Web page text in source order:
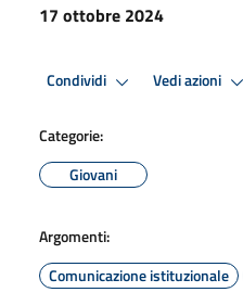
17 ottobre 2024
Condividi Vedi azioni
Categorie:
Giovani
Argomenti:
Comunicazione istituzionale